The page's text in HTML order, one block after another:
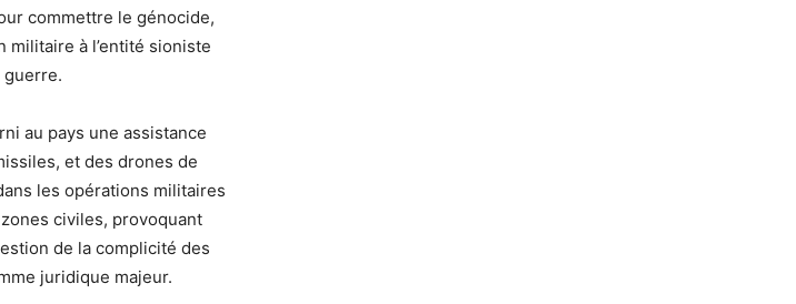
commettre le génocide,
militaire à l’entité sioniste
guerre.
au pays une assistance
et des drones de
les opérations militaires
civiles, provoquant
de la complicité des
juridique majeur.